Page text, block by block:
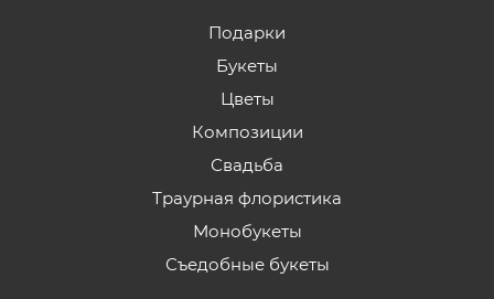
Подарки
Букеты
Цветы
Композиции
Свадьба
Траурная флористика
Монобукеты
Съедобные букеты